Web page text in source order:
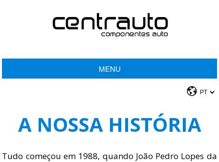
MENU
A NOSSA HISTÓRIA
Tudo começou em 1988, quando João Pedro Lopes da